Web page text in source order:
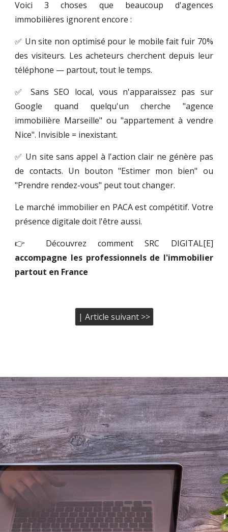
Voici 3 choses que beaucoup d'agences
immobilières ignorent encore :
✅ Un site non optimisé pour le mobile fait fuir 70%
des visiteurs. Les acheteurs cherchent depuis leur
téléphone — partout, tout le temps.
✅ Sans SEO local, vous n'apparaissez pas sur
Google quand quelqu'un cherche "agence
immobilière Marseille" ou "appartement à vendre
Nice". Invisible = inexistant.
✅ Un site sans appel à l'action clair ne génère pas
de contacts. Un bouton "Estimer mon bien" ou
"Prendre rendez-vous" peut tout changer.
Le marché immobilier en PACA est compétitif. Votre
présence digitale doit l'être aussi.
👉 Découvrez comment SRC DIGITAL[E]
accompagne les professionnels de l'immobilier
partout en France
| Article suivant >>